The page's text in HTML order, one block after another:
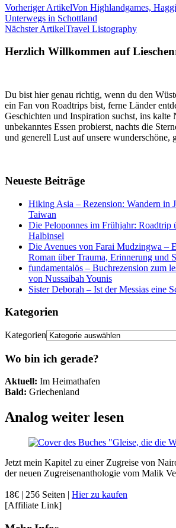
Vorheriger ArtikelVon Highlandgames,
Unterwegs in Schottland
Nächster ArtikelTravel Listography
Herzlich Willkommen auf
Du bist hier genau richtig, wenn du den
ein Fan von Roadtrips bist, ferne Länder
Geschichten und Inspiration suchst, ins kalte
unbekanntes Essen probierst, nachts die
und generell Lust auf unsere wunderschöne,
Neueste Beiträge
Hiking Asia – Rezension: Wandern in
Taiwan
Die Peloponnes im Frühjahr: Roadtrip
Halbinsel
Die Avenues von Farai Mudzingwa –
Roman über Trauma, Erinnerung und
fundamentalös – Buchrezension zum
von Nussaibah Younis
Sister Deborah – Ist der Messias eine
Kategorien
Kategorien
Wo bin ich gerade?
Aktuell: Im Heimathafen
Bald: Griechenland
Analog weiter lesen
Jetzt mein Kapitel zu einer Zugreise von
der neuen Zugreisenanthologie vom Malik
18€ | 256 Seiten | Hier zu kaufen
[Affiliate Link]